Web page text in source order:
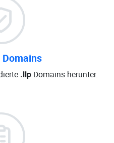
.llp Domains herunter.